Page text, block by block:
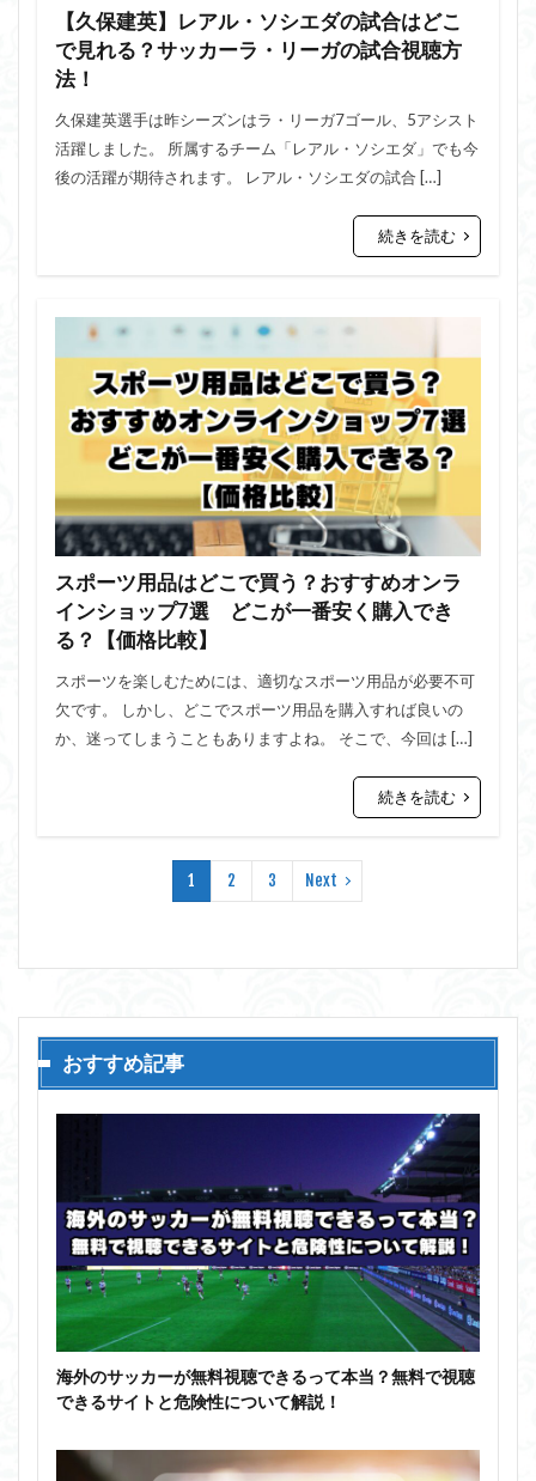
【久保建英】レアル・ソシエダの試合はどこ
で見れる？サッカーラ・リーガの試合視聴方
法！
久保建英選手は昨シーズンはラ・リーガ7ゴール、5アシスト
活躍しました。 所属するチーム「レアル・ソシエダ」でも今
後の活躍が期待されます。 レアル・ソシエダの試合 […]
続きを読む
スポーツ用品はどこで買う？おすすめオンラ
インショップ7選 どこが一番安く購入でき
る？【価格比較】
スポーツを楽しむためには、適切なスポーツ用品が必要不可
欠です。 しかし、どこでスポーツ用品を購入すれば良いの
か、迷ってしまうこともありますよね。 そこで、今回は […]
続きを読む
1 2 3 Next
おすすめ記事
海外のサッカーが無料視聴できるって本当？無料で視聴
できるサイトと危険性について解説！